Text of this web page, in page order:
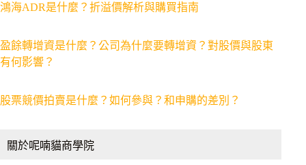
鴻海ADR是什麼？折溢價解析與購買指南
盈餘轉增資是什麼？公司為什麼要轉增資？對股價與股東
有何影響？
股票競價拍賣是什麼？如何參與？和申購的差別？
關於呢喃貓商學院